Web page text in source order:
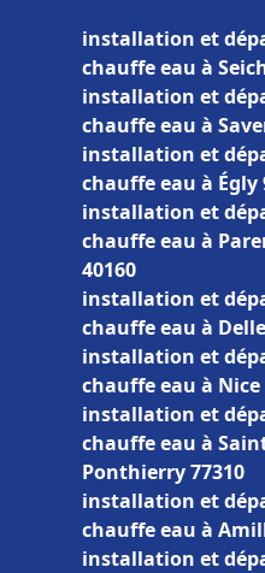
installation et
chauffe eau à
installation et
chauffe eau à
installation et
chauffe eau à Égly
installation et
chauffe eau à
40160
installation et
chauffe eau à
installation et
chauffe eau à Nice
installation et
chauffe eau à
Ponthierry 77310
installation et
chauffe eau à
installation et